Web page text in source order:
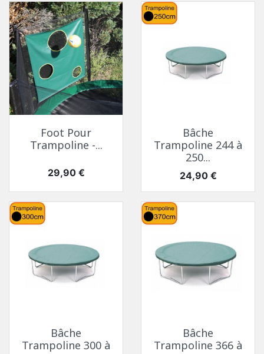
Foot Pour
Trampoline -...
Prix
29,90 €
Bâche
Trampoline 244 à
250...
Prix
24,90 €
Bâche
Trampoline 300 à
Bâche
Trampoline 366 à